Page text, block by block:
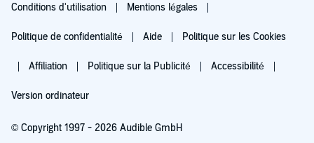
Conditions d'utilisation Mentions légales
Politique de confidentialité Aide Politique sur les Cookies
Affiliation Politique sur la Publicité Accessibilité
Version ordinateur
© Copyright 1997 - 2026 Audible GmbH